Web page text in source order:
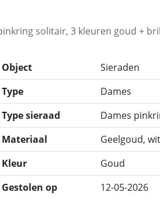
solitair, 3 kleuren goud +
Object
Sieraden
Type
Dames
Type sieraad
Dames
Materiaal
Geelgoud,
Kleur
Goud
Gestolen op
12-05-2026